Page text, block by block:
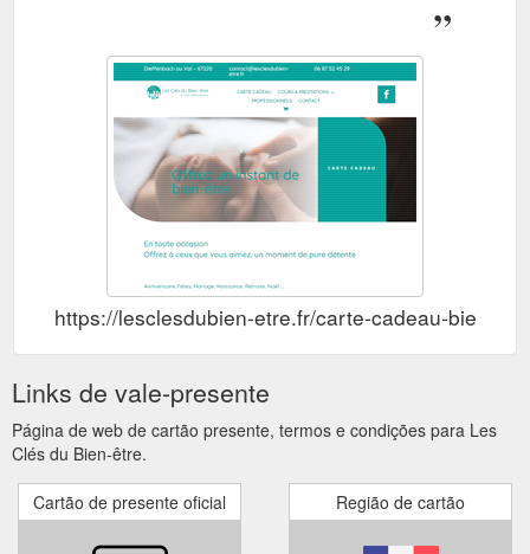
https://lesclesdubien-etre.fr/carte-cadeau-bien-
Links de vale-presente
Página de web de cartão presente, termos e condições para Les
Clés du Bien-être.
Cartão de presente oficial Região de cartão